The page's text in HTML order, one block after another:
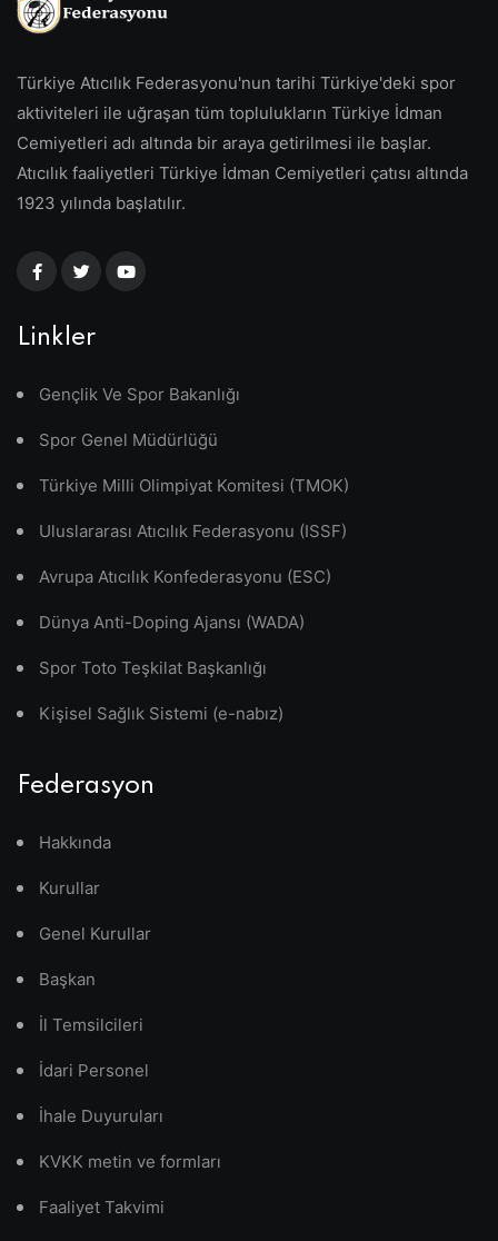
Türkiye Atıcılık Federasyonu'nun tarihi Türkiye'deki spor
aktiviteleri ile uğraşan tüm toplulukların Türkiye İdman
Cemiyetleri adı altında bir araya getirilmesi ile başlar.
Atıcılık faaliyetleri Türkiye İdman Cemiyetleri çatısı altında
1923 yılında başlatılır.
Linkler
Gençlik Ve Spor Bakanlığı
Spor Genel Müdürlüğü
Türkiye Milli Olimpiyat Komitesi (TMOK)
Uluslararası Atıcılık Federasyonu (ISSF)
Avrupa Atıcılık Konfederasyonu (ESC)
Dünya Anti-Doping Ajansı (WADA)
Spor Toto Teşkilat Başkanlığı
Kişisel Sağlık Sistemi (e-nabız)
Federasyon
Hakkında
Kurullar
Genel Kurullar
Başkan
İl Temsilcileri
İdari Personel
İhale Duyuruları
KVKK metin ve formları
Faaliyet Takvimi